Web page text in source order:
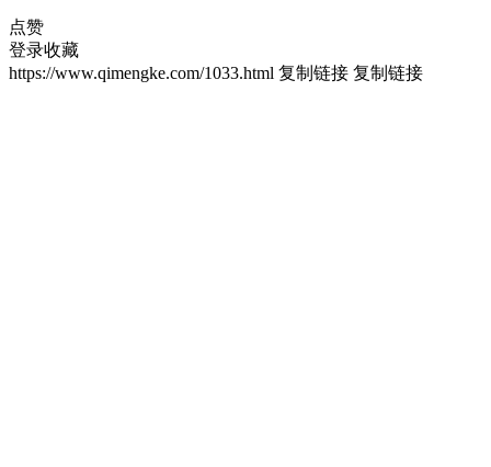
点赞
登录收藏
https://www.qimengke.com/1033.html 复制链接 复制链接